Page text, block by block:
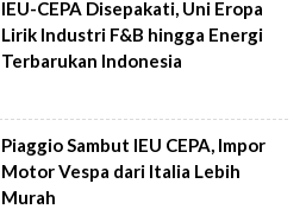
IEU-CEPA Disepakati, Uni Eropa
Lirik Industri F&B hingga Energi
Terbarukan Indonesia
Piaggio Sambut IEU CEPA, Impor
Motor Vespa dari Italia Lebih
Murah